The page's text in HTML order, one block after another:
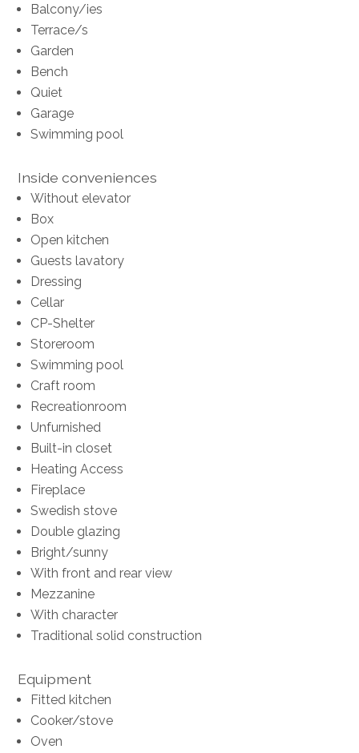
Balcony/ies
Terrace/s
Garden
Bench
Quiet
Garage
Swimming pool
Inside conveniences
Without elevator
Box
Open kitchen
Guests lavatory
Dressing
Cellar
CP-Shelter
Storeroom
Swimming pool
Craft room
Recreationroom
Unfurnished
Built-in closet
Heating Access
Fireplace
Swedish stove
Double glazing
Bright/sunny
With front and rear view
Mezzanine
With character
Traditional solid construction
Equipment
Fitted kitchen
Cooker/stove
Oven